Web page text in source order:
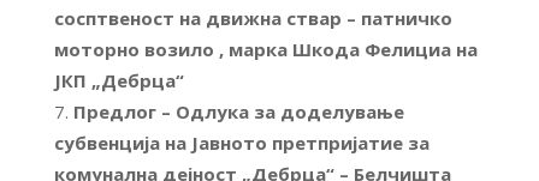
сосптвеност на движна ствар – патничко
моторно возило , марка Шкода Фелициа на
ЈКП „Дебрца“
Предлог – Одлука за доделување
субвенција на Јавното претпријатие за
комунална дејност „Дебрца“ – Белчишта